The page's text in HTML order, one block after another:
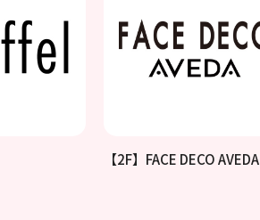
【2F】FACE DECO AVEDA